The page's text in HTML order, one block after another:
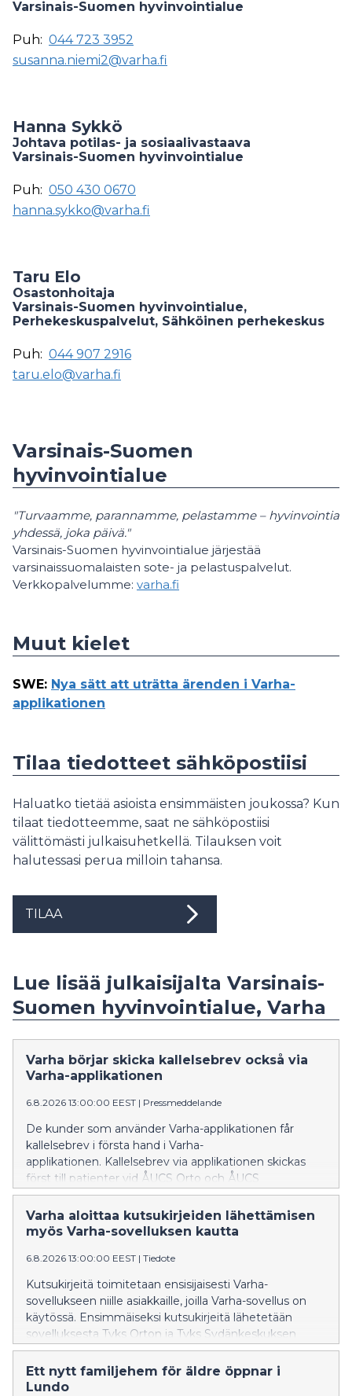
Varsinais-Suomen hyvinvointialue
Puh: 044 723 3952
susanna.niemi2@varha.fi
Hanna Sykkö
Johtava potilas- ja sosiaalivastaava
Varsinais-Suomen hyvinvointialue
Puh: 050 430 0670
hanna.sykko@varha.fi
Taru Elo
Osastonhoitaja
Varsinais-Suomen hyvinvointialue,
Perhekeskuspalvelut, Sähköinen perhekeskus
Puh: 044 907 2916
taru.elo@varha.fi
Varsinais-Suomen
hyvinvointialue
"Turvaamme, parannamme, pelastamme – hyvinvointia
yhdessä, joka päivä."
Varsinais-Suomen hyvinvointialue järjestää
varsinaissuomalaisten sote- ja pelastuspalvelut.
Verkkopalvelumme: varha.fi
Muut kielet
SWE: Nya sätt att uträtta ärenden i Varha-
applikationen
Tilaa tiedotteet sähköpostiisi
Haluatko tietää asioista ensimmäisten joukossa? Kun
tilaat tiedotteemme, saat ne sähköpostiisi
välittömästi julkaisuhetkellä. Tilauksen voit
halutessasi perua milloin tahansa.
TILAA
Lue lisää julkaisijalta Varsinais-
Suomen hyvinvointialue, Varha
Varha börjar skicka kallelsebrev också via
Varha-applikationen
6.8.2026 13:00:00 EEST | Pressmeddelande
De kunder som använder Varha-applikationen får
kallelsebrev i första hand i Varha-
applikationen. Kallelsebrev via applikationen skickas
först till patienter vid ÅUCS Orto och ÅUCS
Hjärtcentret. Utifrån erfarenheterna utvidgas
verksamhetsmodellen senare också till de övriga
specialområdena inom ÅUCS-sjukhustjänster.
Varha aloittaa kutsukirjeiden lähettämisen
myös Varha-sovelluksen kautta
6.8.2026 13:00:00 EEST | Tiedote
Kutsukirjeitä toimitetaan ensisijaisesti Varha-
sovellukseen niille asiakkaille, joilla Varha-sovellus on
käytössä. Ensimmäiseksi kutsukirjeitä lähetetään
sovelluksesta Tyks Orton ja Tyks Sydänkeskuksen
potilaille. Kokemusten perusteella toimintamallia
laajennetaan myöhemmin myös muille Tyks-
sairaalapalveluiden erikoisaloille.
Ett nytt familjehem för äldre öppnar i
Lundo